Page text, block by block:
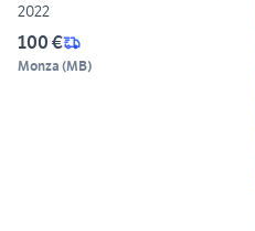
2022
100 €
Monza (MB)